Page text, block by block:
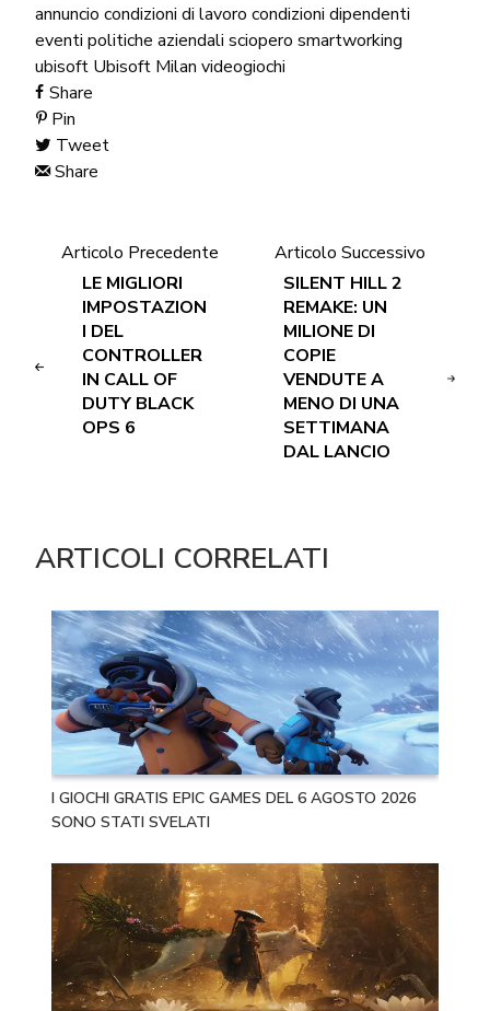
annuncio condizioni di lavoro condizioni dipendenti
eventi politiche aziendali sciopero smartworking
ubisoft Ubisoft Milan videogiochi
Share
Pin
Tweet
Share
Articolo Precedente
LE MIGLIORI
IMPOSTAZION
I DEL
CONTROLLER
IN CALL OF
DUTY BLACK
OPS 6
Articolo Successivo
SILENT HILL 2
REMAKE: UN
MILIONE DI
COPIE
VENDUTE A
MENO DI UNA
SETTIMANA
DAL LANCIO
ARTICOLI CORRELATI
I GIOCHI GRATIS EPIC GAMES DEL 6 AGOSTO 2026
SONO STATI SVELATI